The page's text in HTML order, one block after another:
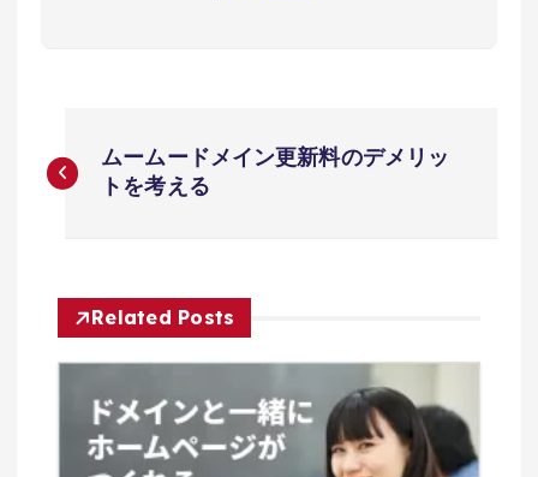
稿
ビ
ゲ
ー
ムームードメイン更新料のデメリッ
トを考える
Related Posts